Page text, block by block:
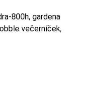
800h, gardena
večerníček,